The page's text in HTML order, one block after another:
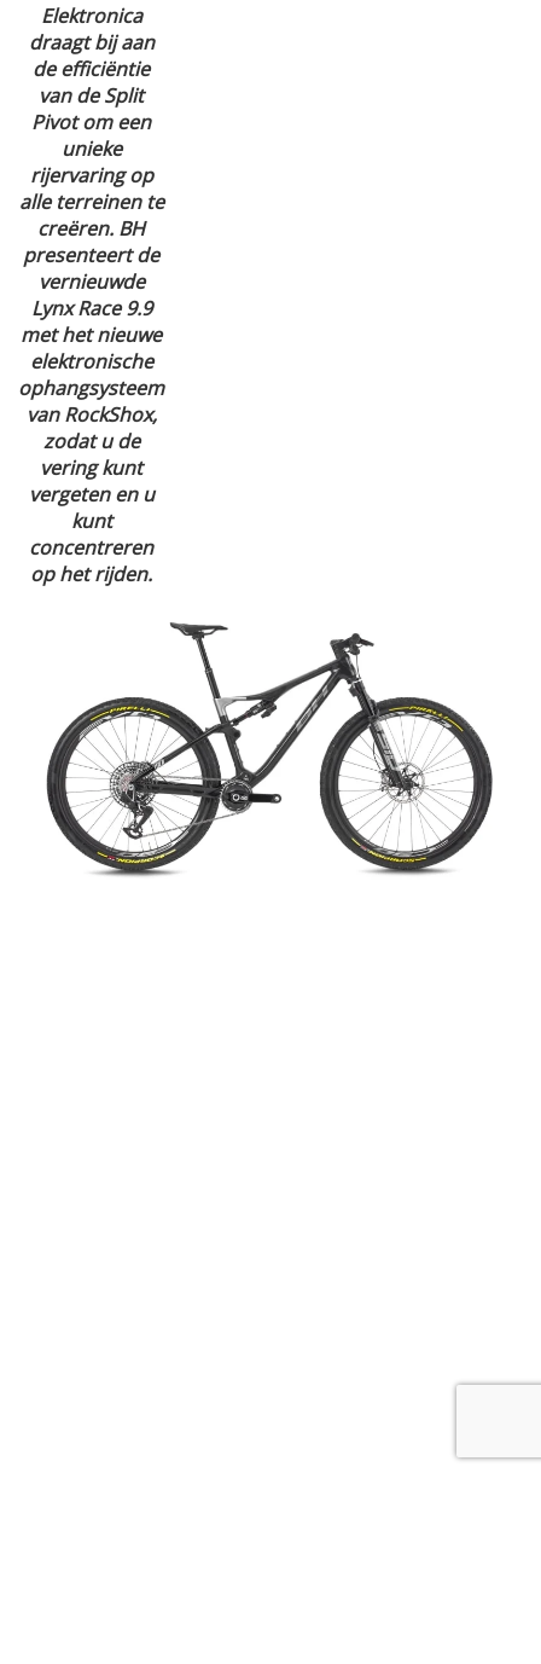
Elektronica
draagt bij aan
de efficiëntie
van de Split
Pivot om een
unieke
rijervaring op
alle terreinen te
creëren. BH
presenteert de
vernieuwde
Lynx Race 9.9
met het nieuwe
elektronische
ophangsysteem
van RockShox,
zodat u de
vering kunt
vergeten en u
kunt
concentreren
op het rijden.